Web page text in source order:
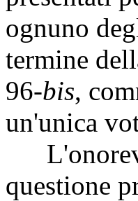
ognuno
termine
96-bis,
un'unica
questione